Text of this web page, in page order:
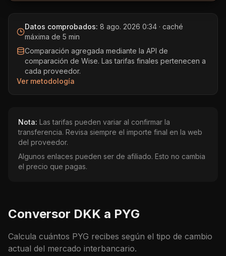
Datos comprobados: 8 ago. 2026 0:34 · caché
máxima de 5 min
Comparación agregada mediante la API de
comparación de Wise. Las tarifas finales pertenecen a
cada proveedor.
Ver metodología
Nota: Las tarifas pueden variar al confirmar la
transferencia. Revisa siempre el importe final en la web
del proveedor.
Algunos enlaces pueden ser de afiliado. Esto no cambia
el precio que pagas.
Conversor DKK a PYG
Calcula cuántos PYG recibes según el tipo de cambio
actual del mercado interbancario.